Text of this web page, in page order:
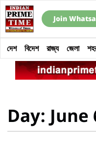
Join
দেশ বিদেশ রাজ্য জেলা
Day: June